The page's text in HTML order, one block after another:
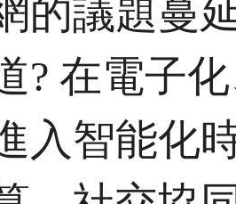
的議題蔓
? 在電子
入智能化